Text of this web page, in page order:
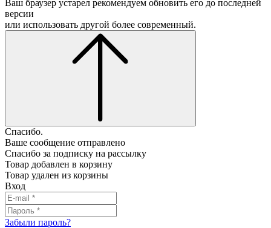
Ваш браузер устарел рекомендуем обновить его до последней
версии
или использовать другой более современный.
Спасибо.
Ваше сообщение отправлено
Спасибо за подписку на рассылку
Товар добавлен в корзину
Товар удален из корзины
Вход
Забыли пароль?